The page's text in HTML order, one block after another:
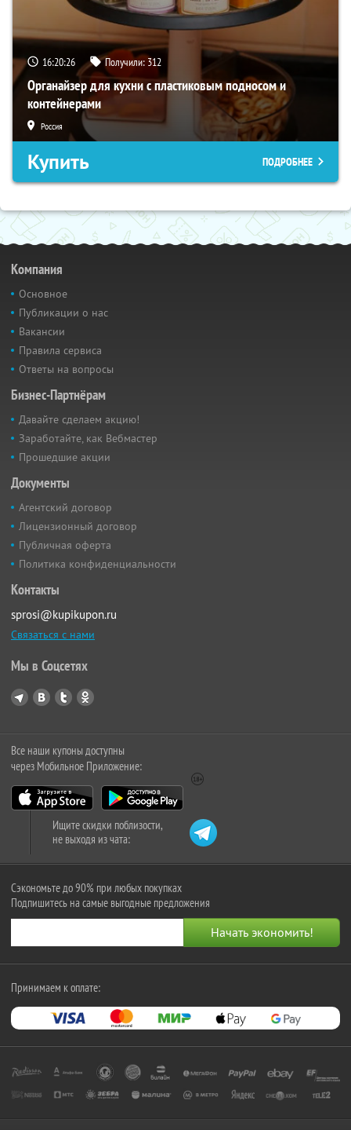
16:20:25 Получили: 312
Органайзер для кухни с пластиковым подносом и
контейнерами
Россия
Купить ПОДРОБНЕЕ
Компания
Основное
Публикации о нас
Вакансии
Правила сервиса
Ответы на вопросы
Бизнес-Партнёрам
Давайте сделаем акцию!
Заработайте, как Вебмастер
Прошедшие акции
Документы
Агентский договор
Лицензионный договор
Публичная оферта
Политика конфиденциальности
Контакты
sprosi@kupikupon.ru
Связаться с нами
Мы в Соцсетях
Все наши купоны доступны
через Мобильное Приложение:
Ищите скидки поблизости,
не выходя из чата:
Сэкономьте до 90% при любых покупках
Подпишитесь на самые выгодные предложения
Принимаем к оплате: